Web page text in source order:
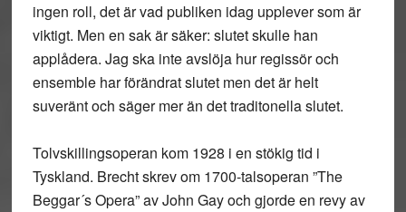
ingen roll, det är vad publiken idag upplever som är
viktigt. Men en sak är säker: slutet skulle han
applådera. Jag ska inte avslöja hur regissör och
ensemble har förändrat slutet men det är helt
suveränt och säger mer än det traditonella slutet.
Tolvskillingsoperan kom 1928 i en stökig tid i
Tyskland. Brecht skrev om 1700-talsoperan ”The
Beggar´s Opera” av John Gay och gjorde en revy av